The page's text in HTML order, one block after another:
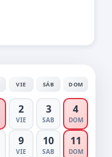
VIE SÁB DOM
2
VIE
3
SAB
4
DOM
9
VIE
10
SAB
11
DOM